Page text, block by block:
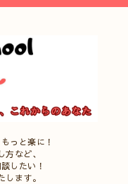
っと楽に！
など、
したい！
ます。